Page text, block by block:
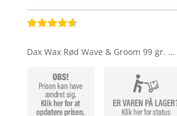
ud af 5
kundebedø
mmelser
Dax Wax Rød Wave & Groom 99 gr. …